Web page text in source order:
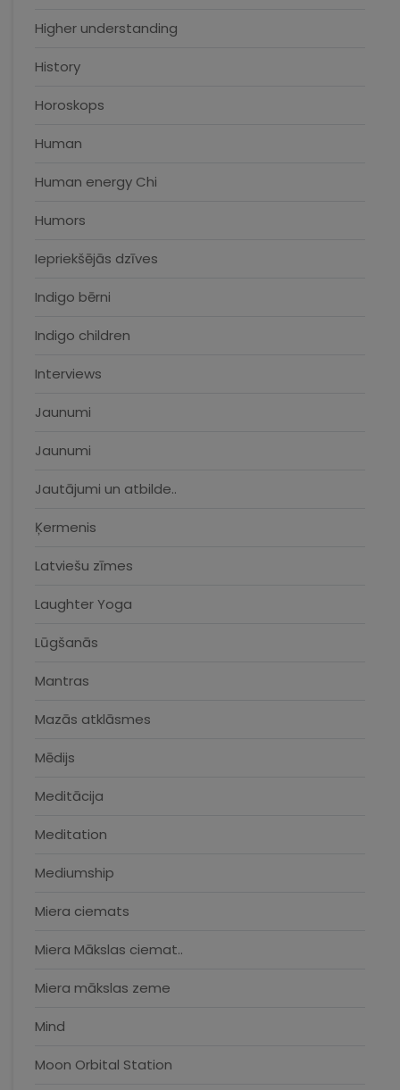
Higher understanding
History
Horoskops
Human
Human energy Chi
Humors
Iepriekšējās dzīves
Indigo bērni
Indigo children
Interviews
Jaunumi
Jaunumi
Jautājumi un atbilde..
Ķermenis
Latviešu zīmes
Laughter Yoga
Lūgšanās
Mantras
Mazās atklāsmes
Mēdijs
Meditācija
Meditation
Mediumship
Miera ciemats
Miera Mākslas ciemat..
Miera mākslas zeme
Mind
Moon Orbital Station